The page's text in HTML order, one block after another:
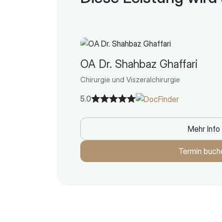
OA Dr. Shahbaz Ghaffari
Chirurgie und Viszeralchirurgie
5.0
Mehr Info
Termin